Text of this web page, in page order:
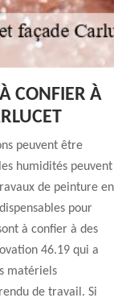
CONFIER À
peuvent être
humidités peuvent
de peinture en
pour
à confier à des
46.19 qui a
matériels
de travail. Si